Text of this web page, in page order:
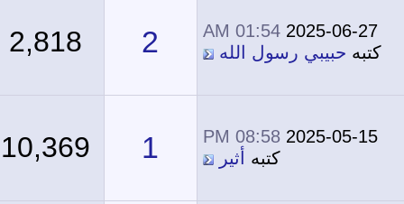
2025-06-27
01:54 AM
كتبهحبيبي رسول الله 2
2,818
2025-05-15
08:58 PM
كتبهأثير 1
10,369